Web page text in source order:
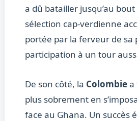
a dû batailler jusqu’au
sélection cap-verdienne
portée par la ferveur de sa
participation à un tour
De son côté, la Colombiea
plus sobrement en
face au Ghana. Un succès